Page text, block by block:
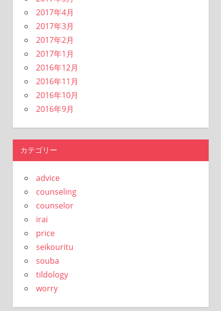
2017年4月
2017年3月
2017年2月
2017年1月
2016年12月
2016年11月
2016年10月
2016年9月
カテゴリー
advice
counseling
counselor
irai
price
seikouritu
souba
tildology
worry